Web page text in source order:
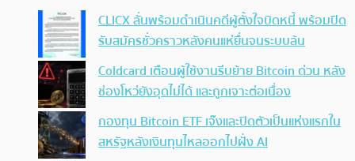
CLICX ลั่นพร้อมดำเนินคดีผู้ตั้งใจบิดหนี้ พร้อมปิด
รับสมัครชั่วคราวหลังคนแห่ยื่นจนระบบล้น
Coldcard เตือนผู้ใช้งานรีบย้าย Bitcoin ด่วน หลัง
ช่องโหว่ยังอุดไม่ได้ และถูกเจาะต่อเนื่อง
กองทุน Bitcoin ETF เจ๊งและปิดตัวเป็นแห่งแรกใน
สหรัฐหลังเงินทุนไหลออกไปฝั่ง AI